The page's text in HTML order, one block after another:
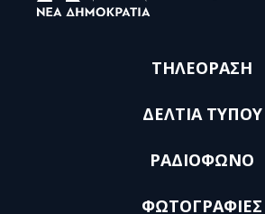
ΤΗΛΕΟΡΑΣΗ
ΔΕΛΤΙΑ ΤΥΠΟΥ
ΡΑΔΙΟΦΩΝΟ
ΦΩΤΟΓΡΑΦΙΕΣ